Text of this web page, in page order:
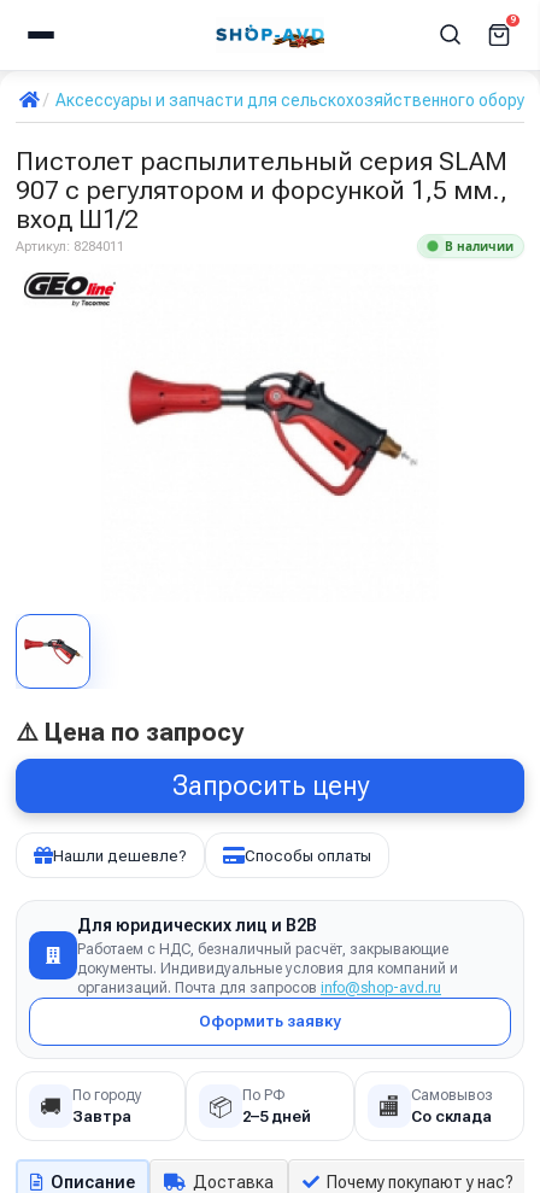
9
Аксессуары и запчасти для сельскохозяйственного
Пистолет распылительный серия SLAM
907 с регулятором и форсункой 1,5 мм.,
вход Ш1/2
Артикул: 8284011 В наличии
⚠️ Цена по запросу
Запросить цену
Нашли дешевле? Способы оплаты
Для юридических лиц и B2B
Работаем с НДС, безналичный расчёт, закрывающие
документы. Индивидуальные условия для компаний и
организаций. Почта для запросов info@shop-avd.ru
Оформить заявку
🚚 По городу
Завтра 📦 По РФ
2–5 дней 🏬 Самовывоз
Со склада
Описание Доставка Почему покупают у нас?